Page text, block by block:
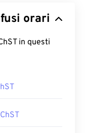
orari
in questi